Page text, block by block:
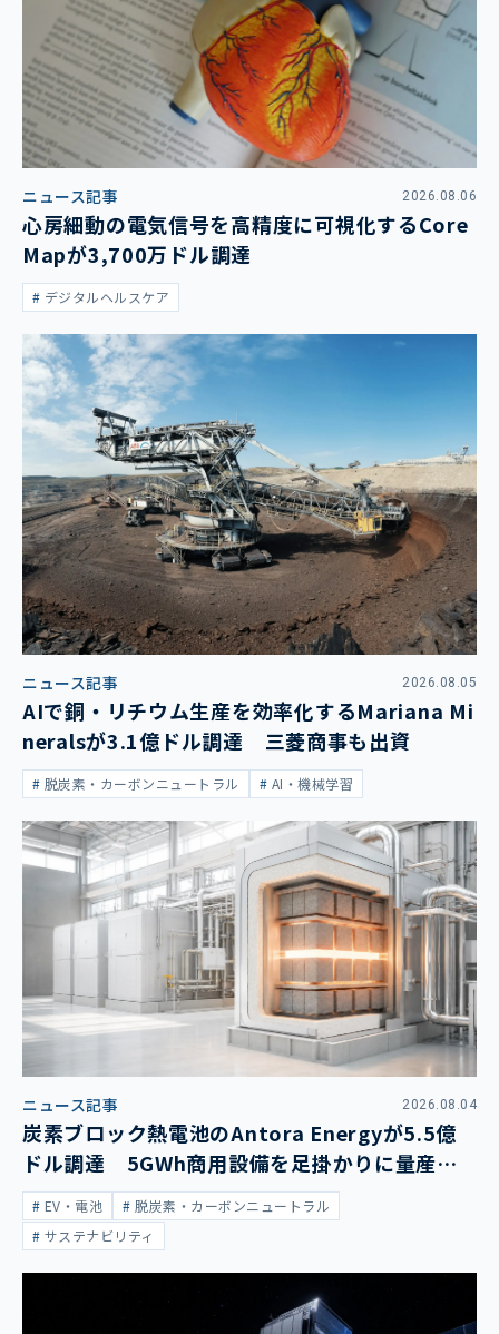
ニュース記事 2026.08.06
心房細動の電気信号を高精度に可視化するCore
Mapが3,700万ドル調達
デジタルヘルスケア
ニュース記事 2026.08.05
AIで銅・リチウム生産を効率化するMariana Mi
neralsが3.1億ドル調達 三菱商事も出資
脱炭素・カーボンニュートラル AI・機械学習
ニュース記事 2026.08.04
炭素ブロック熱電池のAntora Energyが5.5億
ドル調達 5GWh商用設備を足掛かりに量産拡
大EV・電池
脱炭素・カーボンニュートラル
サステナビリティ